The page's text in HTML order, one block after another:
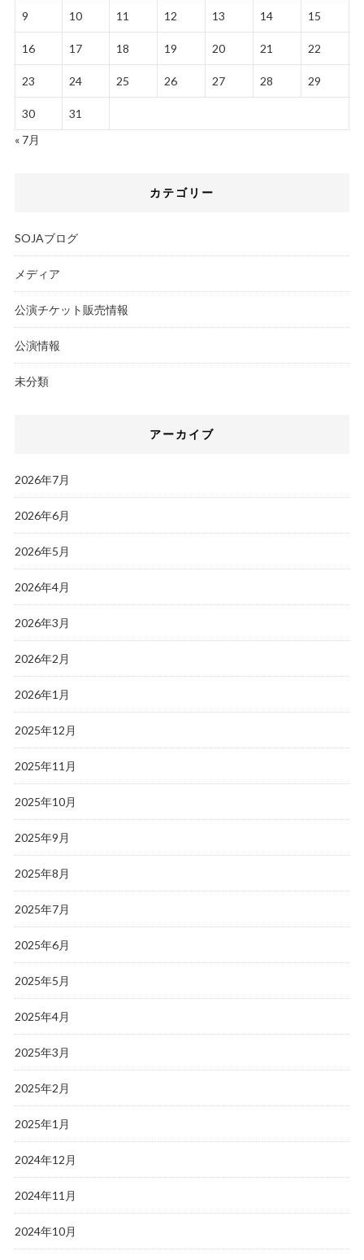
9 10 11 12 13 14 15
16 17 18 19 20 21 22
23 24 25 26 27 28 29
30
31
« 7月
カテゴリー
SOJAブログ
メディア
公演チケット販売情報
公演情報
未分類
アーカイブ
2026年7月
2026年6月
2026年5月
2026年4月
2026年3月
2026年2月
2026年1月
2025年12月
2025年11月
2025年10月
2025年9月
2025年8月
2025年7月
2025年6月
2025年5月
2025年4月
2025年3月
2025年2月
2025年1月
2024年12月
2024年11月
2024年10月